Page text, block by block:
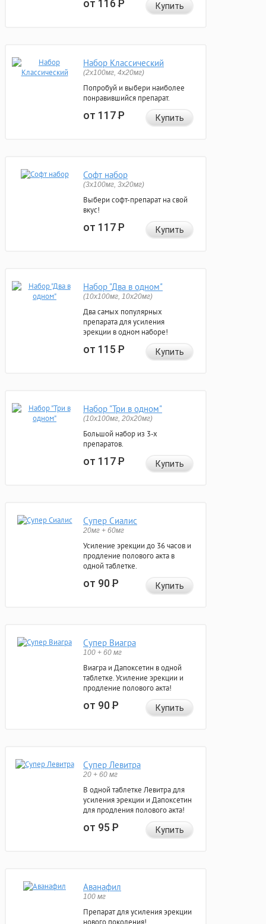
от 116Р Купить
Набор Классический
(2x100мг, 4x20мг)
Попробуй и выбери наиболее
понравившийся препарат.
от 117Р Купить
Софт набор
(3x100мг, 3x20мг)
Выбери софт-препарат на свой
вкус!
от 117Р Купить
Набор "Два в одном"
(10x100мг, 10x20мг)
Два самых популярных
препарата для усиления
эрекции в одном наборе!
от 115Р Купить
Набор "Три в одном"
(10x100мг, 20x20мг)
Большой набор из 3-х
препаратов.
от 117Р Купить
Супер Сиалис
20мг + 60мг
Усиление эрекции до 36 часов и
продление полового акта в
одной таблетке.
от 90Р Купить
Супер Виагра
100 + 60 мг
Виагра и Дапоксетин в одной
таблетке. Усиление эрекции и
продление полового акта!
от 90Р Купить
Супер Левитра
20 + 60 мг
В одной таблетке Левитра для
усиления эрекции и Дапоксетин
для продления полового акта!
от 95Р Купить
Аванафил
100 мг
Препарат для усиления эрекции